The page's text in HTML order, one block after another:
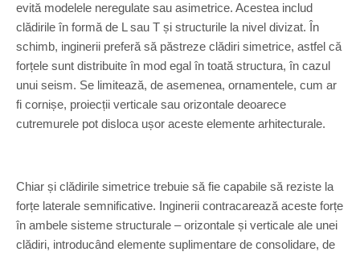
evită modelele neregulate sau asimetrice. Acestea includ
clădirile în formă de L sau T și structurile la nivel divizat. În
schimb, inginerii preferă să păstreze clădiri simetrice, astfel că
forțele sunt distribuite în mod egal în toată structura, în cazul
unui seism. Se limitează, de asemenea, ornamentele, cum ar
fi cornișe, proiecții verticale sau orizontale deoarece
cutremurele pot disloca ușor aceste elemente arhitecturale.
Chiar și clădirile simetrice trebuie să fie capabile să reziste la
forțe laterale semnificative. Inginerii contracarează aceste forțe
în ambele sisteme structurale – orizontale și verticale ale unei
clădiri, introducând elemente suplimentare de consolidare, de